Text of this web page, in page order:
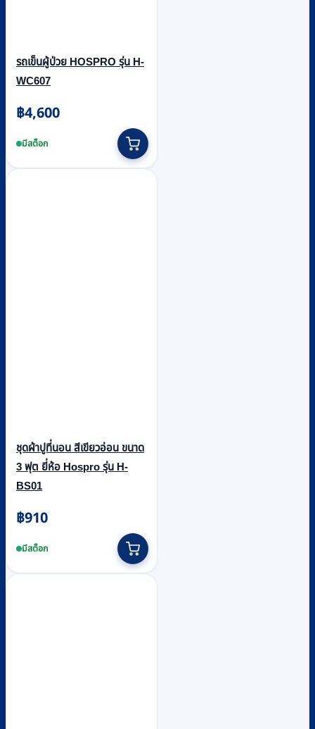
รถเข็นผู้ป่วย HOSPRO รุ่น H-
WC607
฿4,600
มีสต็อก
ชุดผ้าปูที่นอน สีเขียวอ่อน ขนาด
3 ฟุต ยี่ห้อ Hospro รุ่น H-
BS01
฿910
มีสต็อก